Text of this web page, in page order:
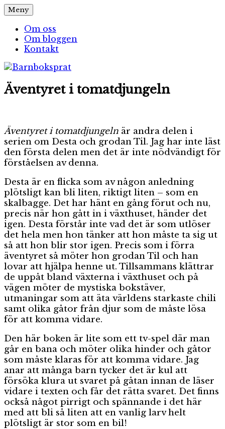
Hoppa
till
innehåll
Barnboksprat
– en blogg om barnböcker
Meny
Om oss
Om bloggen
Kontakt
Äventyret i tomatdjungeln
Äventyret i tomatdjungeln är andra delen i
serien om Desta och grodan Til. Jag har inte läst
den första delen men det är inte nödvändigt för
förståelsen av denna.
Desta är en flicka som av någon anledning
plötsligt kan bli liten, riktigt liten – som en
skalbagge. Det har hänt en gång förut och nu,
precis när hon gått in i växthuset, händer det
igen. Desta förstår inte vad det är som utlöser
det hela men hon tänker att hon måste ta sig ut
så att hon blir stor igen. Precis som i förra
äventyret så möter hon grodan Til och han
lovar att hjälpa henne ut. Tillsammans klättrar
de uppåt bland växterna i växthuset och på
vägen möter de mystiska bokstäver,
utmaningar som att äta världens starkaste chili
samt olika gåtor från djur som de måste lösa
för att komma vidare.
Den här boken är lite som ett tv-spel där man
går en bana och möter olika hinder och gåtor
som måste klaras för att komma vidare. Jag
anar att många barn tycker det är kul att
försöka klura ut svaret på gåtan innan de läser
vidare i texten och får det rätta svaret. Det finns
också något pirrigt och spännande i det här
med att bli så liten att en vanlig larv helt
plötsligt är stor som en bil!